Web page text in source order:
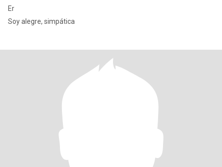
Er
Soy alegre, simpática